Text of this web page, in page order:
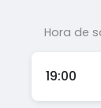
Hora de
19:00